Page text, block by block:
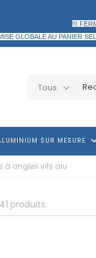
!!!
GLOBALE AU PANIER
Tous
SUR MESURE
à angles vifs alu
41 produits.